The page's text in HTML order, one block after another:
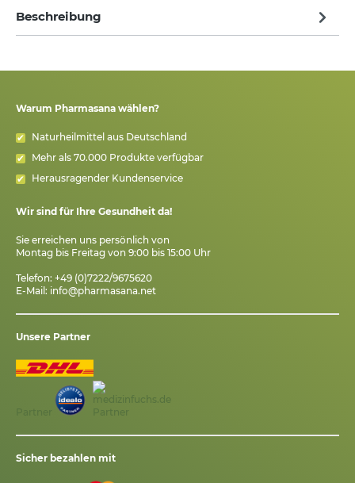
Beschreibung
Warum Pharmasana wählen?
Naturheilmittel aus Deutschland
Mehr als 70.000 Produkte verfügbar
Herausragender Kundenservice
Wir sind für Ihre Gesundheit da!
Sie erreichen uns persönlich von
Montag bis Freitag von 9:00 bis 15:00 Uhr
Telefon: +49 (0)7222/9675620
E-Mail: info@pharmasana.net
Unsere Partner
Sicher bezahlen mit